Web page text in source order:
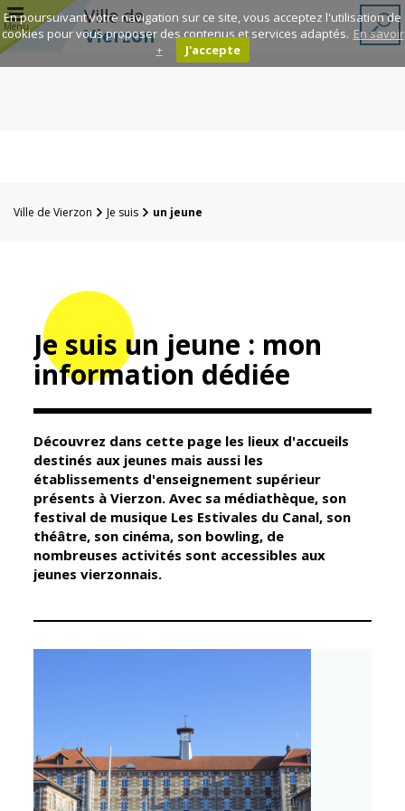
Menu
Ville de
Vierzon
Mairie
Élus
Conseil
Municipal
Services de la
Ville
Marchés
Élections
Jumelages
Enfance et
éducation
Guichet unique
Petite enfance
Relais petite
enfance
Multi-accueil
scolaires
Réussite
éducative et
inclusion
Ville de Vierzon Je suis un jeune
Je suis un jeune : mon
information dédiée
Découvrez dans cette page les lieux d'accueils
destinés aux jeunes mais aussi les
établissements d'enseignement supérieur
présents à Vierzon. Avec sa médiathèque, son
festival de musique Les Estivales du Canal, son
théâtre, son cinéma, son bowling, de
nombreuses activités sont accessibles aux
jeunes vierzonnais.
En poursuivant votre navigation sur ce site, vous acceptez l'utilisation de
cookies pour vous proposer des contenus et services adaptés. En savoir
+
J'accepte